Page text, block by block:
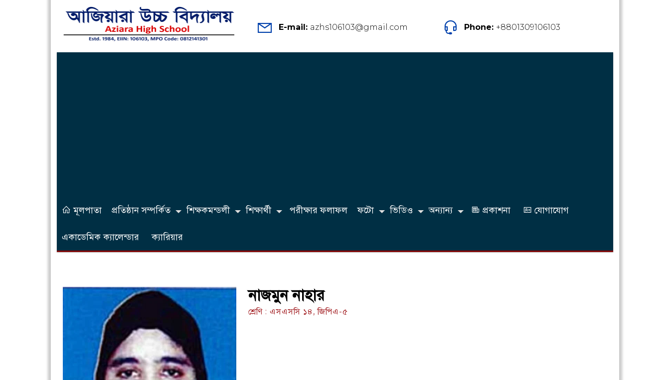
E-mail: azhs106103@gmail.com Phone: +8801309106103
মূলপাতা প্রতিষ্ঠান সম্পর্কিত শিক্ষকমন্ডলী শিক্ষার্থী পরীক্ষার ফলাফল ফটো ভিডিও অন্যান্য প্রকাশনা যোগাযোগ
একাডেমিক ক্যালেন্ডার ক্যারিয়ার
নাজমুন নাহার
শ্রেণি : এসএসসি ১৪, জিপিএ-৫